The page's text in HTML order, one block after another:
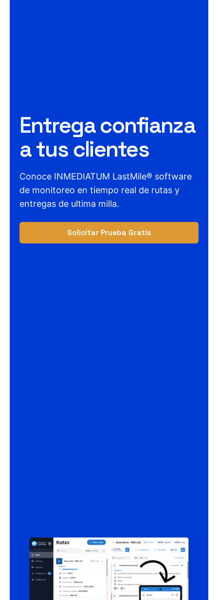
Entrega confianza
a tus clientes
Conoce INMEDIATUM LastMile® software
de monitoreo en tiempo real de rutas y
entregas de ultima milla.
Solicitar Prueba Gratis